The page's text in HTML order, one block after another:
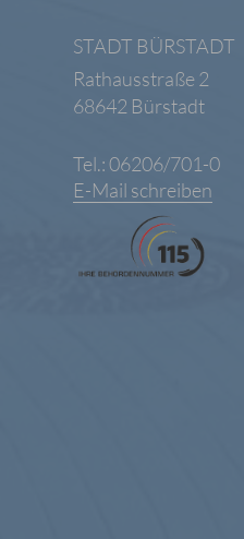
STADT BÜRSTADT
Rathausstraße 2
68642 Bürstadt
Tel.: 06206/701-0
E-Mail schreiben